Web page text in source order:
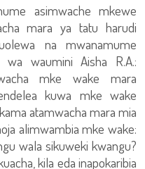
asimwache mkewe
mara ya tatu harudi
na mwanamume
waumini Aisha R.A.:
mke wake mara
kuwa mke wake
atamwacha mara mia
alimwambia mke wake:
wala sikuweki kwangu?
kila eda inapokaribia